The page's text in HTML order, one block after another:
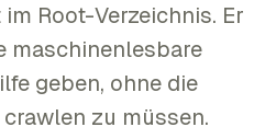
Root-Verzeichnis. Er
maschinenlesbare
geben, ohne die
zu müssen.